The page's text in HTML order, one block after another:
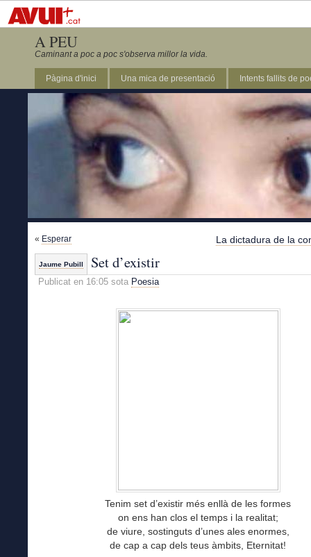
A PEU
Caminant a poc a poc s'observa millor la vida.
Pàgina d'inici Una mica de presentació Intents fallits de
« Esperar La dictadura de la
Jaume Pubill Set d’existir
Publicat en 16:05 sota Poesia
Tenim set d’existir més enllà de les formes
on ens han clos el temps i la realitat;
de viure, sostinguts d’unes ales enormes,
de cap a cap dels teus àmbits, Eternitat!